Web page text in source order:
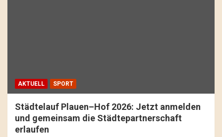
AKTUELL SPORT
Städtelauf Plauen–Hof 2026: Jetzt anmelden
und gemeinsam die Städtepartnerschaft
erlaufen